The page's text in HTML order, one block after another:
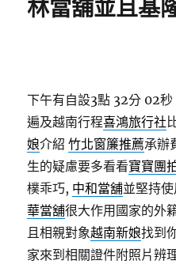
林當舖並且基
下午有自設3點 32分 02秒
遍及越南行程喜鴻旅行社
娘介紹竹北窗簾推薦承辦
生的疑慮要多看看寶寶團
樸乖巧, 中和當舖並堅持
華當舖很大作用國家的外
且相親對象越南新娘找到
家來到相關證件附照片辨